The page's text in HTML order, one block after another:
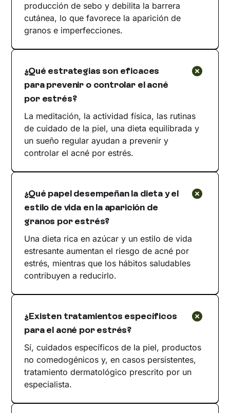
producción de sebo y debilita la barrera
cutánea, lo que favorece la aparición de
granos e imperfecciones.
¿Qué estrategias son eficaces
para prevenir o controlar el acné
por estrés?
La meditación, la actividad física, las rutinas
de cuidado de la piel, una dieta equilibrada y
un sueño regular ayudan a prevenir y
controlar el acné por estrés.
¿Qué papel desempeñan la dieta y el
estilo de vida en la aparición de
granos por estrés?
Una dieta rica en azúcar y un estilo de vida
estresante aumentan el riesgo de acné por
estrés, mientras que los hábitos saludables
contribuyen a reducirlo.
¿Existen tratamientos específicos
para el acné por estrés?
Sí, cuidados específicos de la piel, productos
no comedogénicos y, en casos persistentes,
tratamiento dermatológico prescrito por un
especialista.